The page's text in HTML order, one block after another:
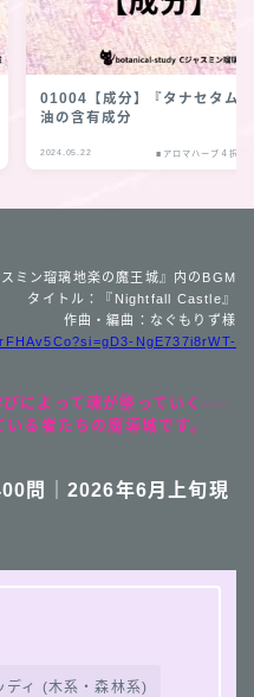
01004【成分】『タナセタム
油の含有成分
2024.05.22 ■アロマハーブ４択ク
スミン瑠璃地楽の魔王城』内のBGM
タイトル：『Nightfall Castle』
作曲・編曲：なぐもりず様
NgE737i8rWT-
によって魂が整っていく──
る者たちの魔導城です。
問｜2026年6月上旬現
ディ (木系・森林系)